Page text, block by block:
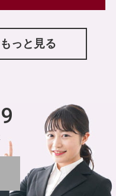
っと見る